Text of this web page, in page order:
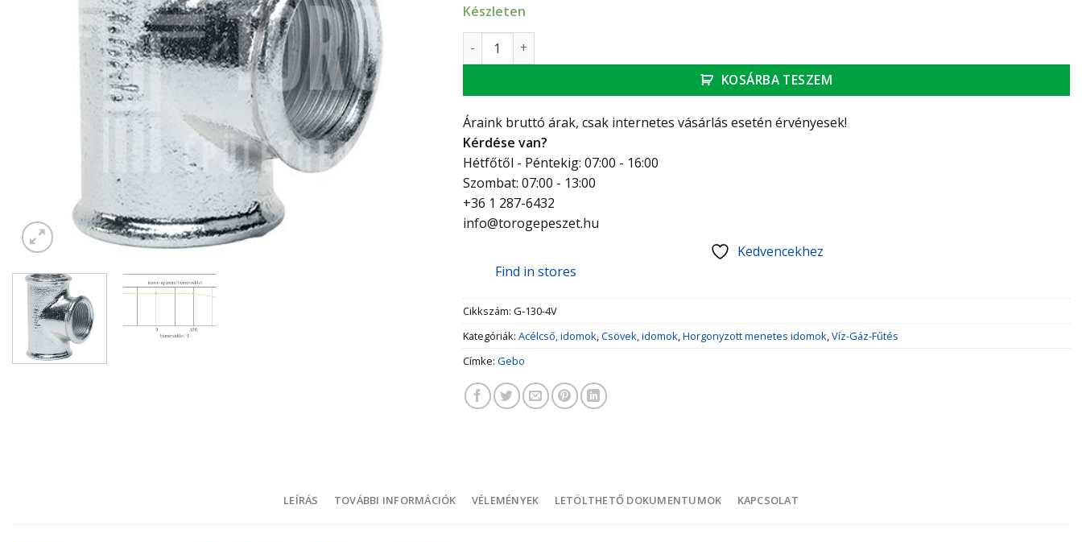
Készleten
GEBO Platinum T-idom 1/2" mennyiség
KOSÁRBA TESZEM
Áraink bruttó árak, csak internetes vásárlás esetén érvényesek!
Kérdése van?
Hétfőtől - Péntekig: 07:00 - 16:00
Szombat: 07:00 - 13:00
+36 1 287-6432
info@torogepeszet.hu
Kedvencekhez
Find in stores
Cikkszám: G-130-4V
Kategóriák: Acélcső, idomok Csövek, idomok Horgonyzott menetes idomok Víz-Gáz-Fűtés
Címke: Gebo
LEÍRÁS TOVÁBBI INFORMÁCIÓK VÉLEMÉNYEK LETÖLTHETŐ DOKUMENTUMOK KAPCSOLAT